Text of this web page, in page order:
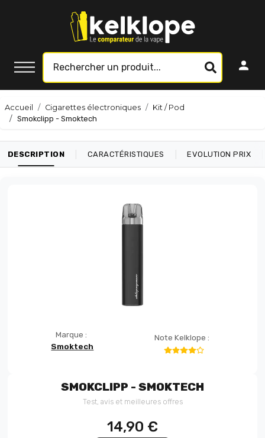
Accueil Cigarettes électroniques
Kit / Pod
Smokclipp - Smoktech
DESCRIPTION CARACTÉRISTIQUES EVOLUTION PRIX
Marque :
Smoktech
Note Kelklope :
SMOKCLIPP - SMOKTECH
Test, avis et meilleures offres
14,90 €